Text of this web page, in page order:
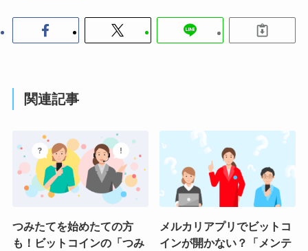
関連記事
つみたてを始めたての方
も！ビットコインの「つみ
メルカリアプリでビットコ
インが開かない？「メンテ